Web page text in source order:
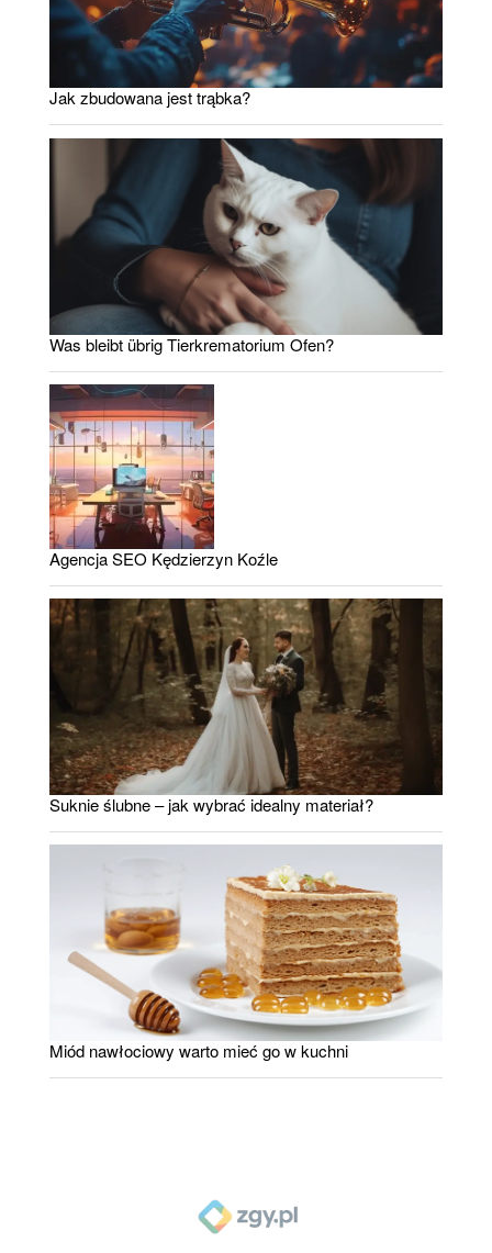
Jak zbudowana jest trąbka?
Was bleibt übrig Tierkrematorium Ofen?
Agencja SEO Kędzierzyn Koźle
Suknie ślubne – jak wybrać idealny materiał?
Miód nawłociowy warto mieć go w kuchni